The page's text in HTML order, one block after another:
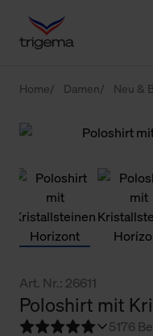
Home Damen Neu &
Art. Nr.: 26611
Poloshirt mit
5176